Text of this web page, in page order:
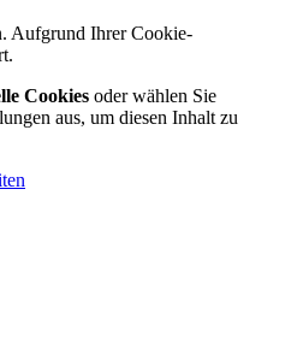
Aufgrund Ihrer Cookie-
Cookies oder wählen Sie
aus, um diesen Inhalt zu